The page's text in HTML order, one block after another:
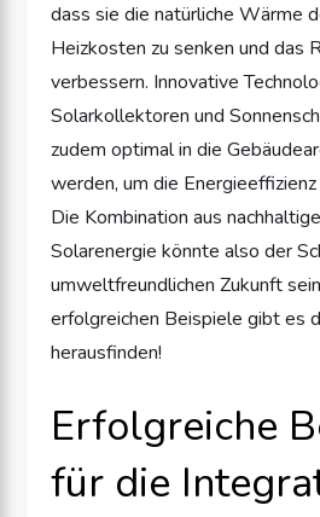
dass sie die natürliche Wärme
Heizkosten zu senken und das
verbessern. Innovative
Solarkollektoren und
zudem optimal in die
werden, um die
Die Kombination aus
Solarenergie könnte also der
umweltfreundlichen Zukunft
erfolgreichen Beispiele gibt es
herausfinden!
Erfolgreiche
für die